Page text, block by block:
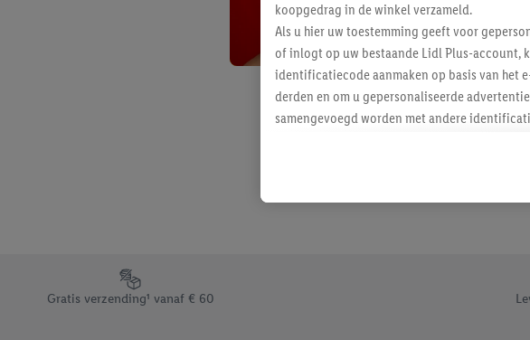
Footerelement met de verschillende USPs van Lidl.be
Gratis verzending¹ vanaf € 60
koopgedrag in de winkel verzameld.
Als u hier uw toestemming geeft voor
of inlogt op uw bestaande Lidl Plus-account,
identificatiecode aanmaken op basis van het
derden en om u gepersonaliseerde
samengevoegd worden met andere
Als u hiermee akkoord gaat, kunnen
u interesse hebt getoond (bijvoorbeeld door
niet te kopen), ook op verschillende
Onder “Aanpassen” kunt u individuele
Door op “weigeren” te klikken, kunt u alleen
“aanvaarden” te klikken, stemt u in met alle